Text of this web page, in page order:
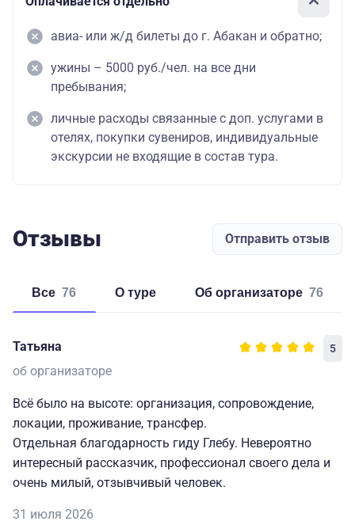
авиа- или ж/д билеты до г. Абакан и обратно;
ужины – 5000 руб./чел. на все дни
пребывания;
личные расходы связанные с доп. услугами в
отелях, покупки сувениров, индивидуальные
экскурсии не входящие в состав тура.
Отзывы Отправить отзыв
Все 76 о туре об организаторе 76
Татьяна 5
об организаторе
Всё было на высоте: организация, сопровождение,
локации, проживание, трансфер.
Отдельная благодарность гиду Глебу. Невероятно
интересный рассказчик, профессионал своего дела и
очень милый, отзывчивый человек.
31 июля 2026